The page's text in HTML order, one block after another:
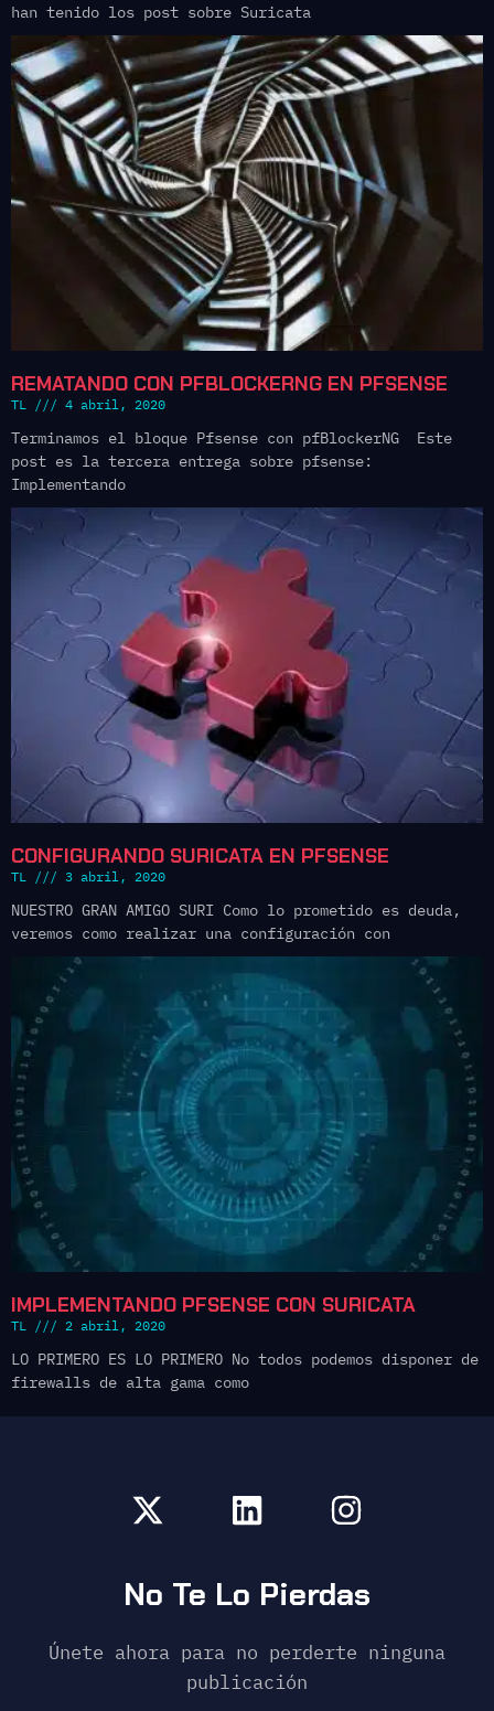
han tenido los post sobre Suricata
REMATANDO CON PFBLOCKERNG EN PFSENSE
TL 4 abril, 2020
Terminamos el bloque Pfsense con pfBlockerNG Este
post es la tercera entrega sobre pfsense:
Implementando
CONFIGURANDO SURICATA EN PFSENSE
TL 3 abril, 2020
NUESTRO GRAN AMIGO SURI Como lo prometido es deuda,
veremos como realizar una configuración con
IMPLEMENTANDO PFSENSE CON SURICATA
TL 2 abril, 2020
LO PRIMERO ES LO PRIMERO No todos podemos disponer de
firewalls de alta gama como
No Te Lo Pierdas
Únete ahora para no perderte ninguna
publicación